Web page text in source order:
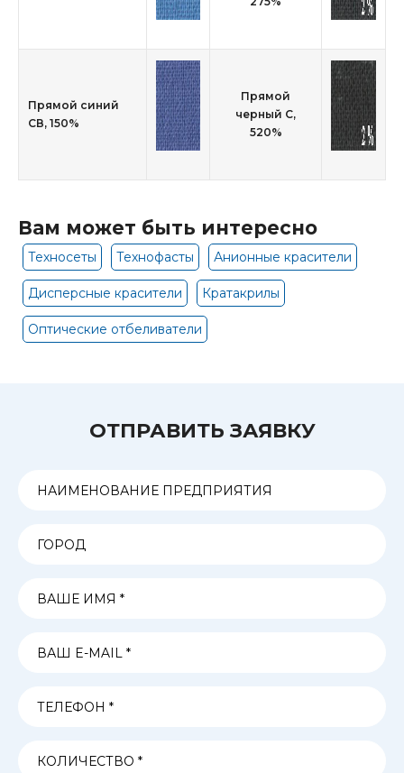
Прямой синий
СВ, 150%
Прямой
черный С,
520%
Вам может быть интересно
Техносеты Технофасты Анионные красители
Дисперсные красители Кратакрилы
Оптические отбеливатели
ОТПРАВИТЬ ЗАЯВКУ